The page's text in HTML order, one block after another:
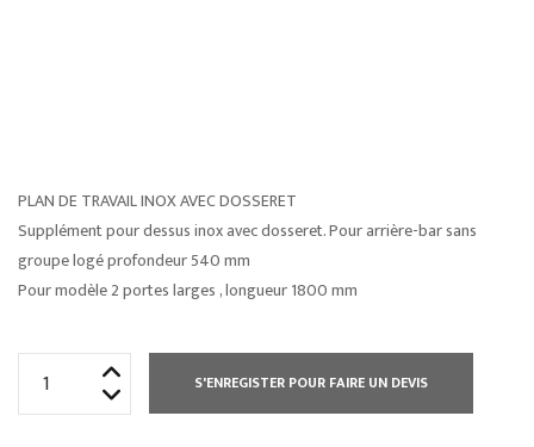
PLAN DE TRAVAIL INOX AVEC DOSSERET
Supplément pour dessus inox avec dosseret. Pour arrière-bar sans
groupe logé profondeur 540 mm
Pour modèle 2 portes larges , longueur 1800 mm
S'ENREGISTER POUR FAIRE UN DEVIS